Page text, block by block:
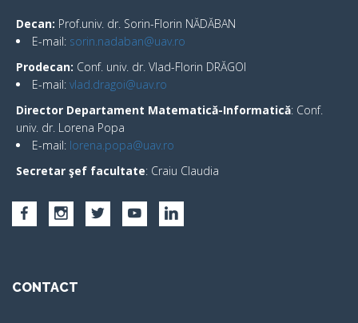
Decan: Prof.univ. dr. Sorin-Florin NĂDĂBAN
E-mail: sorin.nadaban@uav.ro
Prodecan: Conf. univ. dr. Vlad-Florin DRĂGOI
E-mail: vlad.dragoi@uav.ro
Director Departament Matematică-Informatică: Conf.
univ. dr. Lorena Popa
E-mail: lorena.popa@uav.ro
Secretar şef facultate: Craiu Claudia
CONTACT